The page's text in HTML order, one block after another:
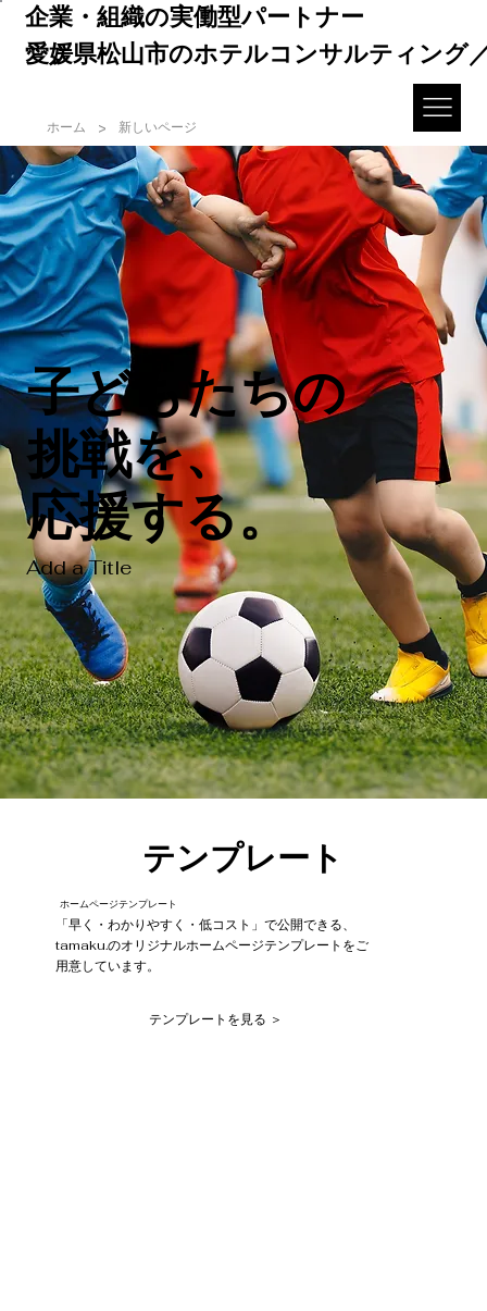
ホーム > 新しいページ
企業・組織の実働型パートナー
愛媛県松山市のホテルコンサルティング
子どもたちの
挑戦を、
応援する。
Add a Title
テンプレート
ホームページテンプレート
「早く・わかりやすく・低コスト」で公開できる、
tamaku.のオリジナルホームページテンプレートをご
用意しています。
テンプレートを見る ＞